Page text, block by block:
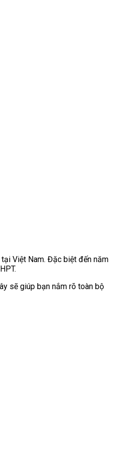
Việt Nam. Đặc biệt đến năm
sẽ giúp bạn nắm rõ toàn bộ